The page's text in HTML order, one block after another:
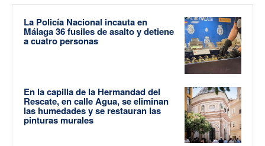
La Policía Nacional incauta en
Málaga 36 fusiles de asalto y detiene
a cuatro personas
En la capilla de la Hermandad del
Rescate, en calle Agua, se eliminan
las humedades y se restauran las
pinturas murales